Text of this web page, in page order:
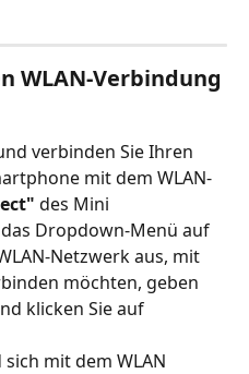
WLAN-Verbindung
verbinden Sie Ihren
mit dem WLAN-
des Mini
Dropdown-Menü auf
Netzwerk aus, mit
möchten, geben
klicken Sie auf
mit dem WLAN